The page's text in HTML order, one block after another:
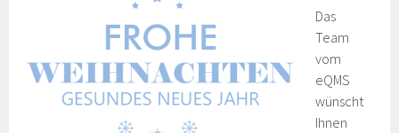
Das
Team
vom
eQMS
wünscht
Ihnen